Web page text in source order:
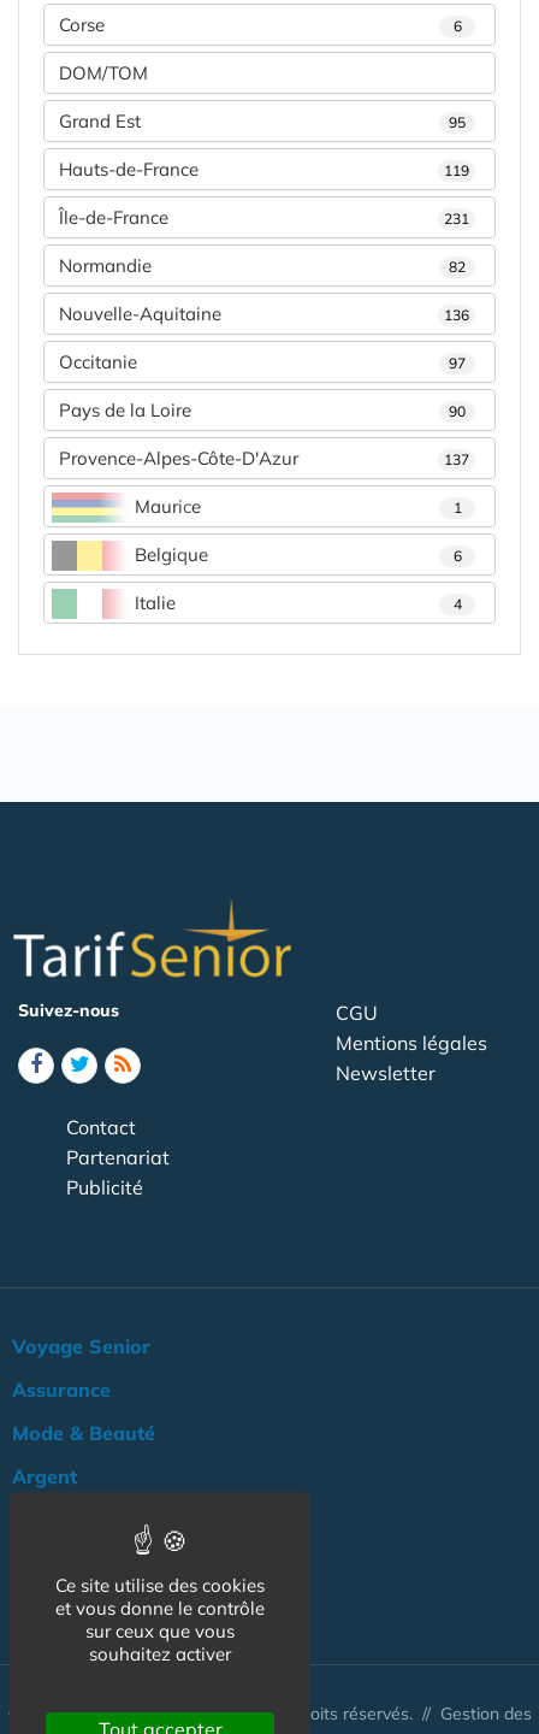
Corse 6
DOM/TOM
Grand Est 95
Hauts-de-France 119
Île-de-France 231
Normandie 82
Nouvelle-Aquitaine 136
Occitanie 97
Pays de la Loire 90
Provence-Alpes-Côte-D'Azur 137
Maurice 1
Belgique 6
Italie 4
Suivez-nous
CGU
Mentions légales
Newsletter
Contact
Partenariat
Publicité
Voyage Senior
Assurance
Mode & Beauté
Argent
Loisir & Culture
NOS AUTRES SITES :
© www.tarif-senior.com 2026 - Tous droits réservés. // Gestion des
Ce site utilise des cookies
et vous donne le contrôle
sur ceux que vous
souhaitez activer
Tout accepter